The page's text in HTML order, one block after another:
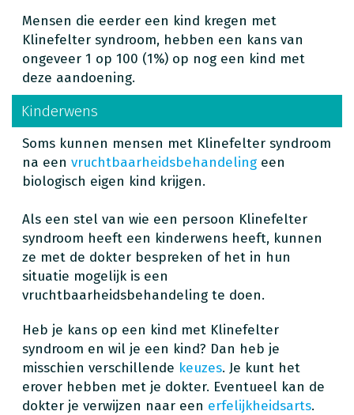
Mensen die eerder een kind kregen met
Klinefelter syndroom, hebben een kans van
ongeveer 1 op 100 (1%) op nog een kind met
deze aandoening.
Kinderwens
Soms kunnen mensen met Klinefelter syndroom
na een vruchtbaarheidsbehandeling een
biologisch eigen kind krijgen.
Als een stel van wie een persoon Klinefelter
syndroom heeft een kinderwens heeft, kunnen
ze met de dokter bespreken of het in hun
situatie mogelijk is een
vruchtbaarheidsbehandeling te doen.
Heb je kans op een kind met Klinefelter
syndroom en wil je een kind? Dan heb je
misschien verschillende keuzes. Je kunt het
erover hebben met je dokter. Eventueel kan de
dokter je verwijzen naar een erfelijkheidsarts.